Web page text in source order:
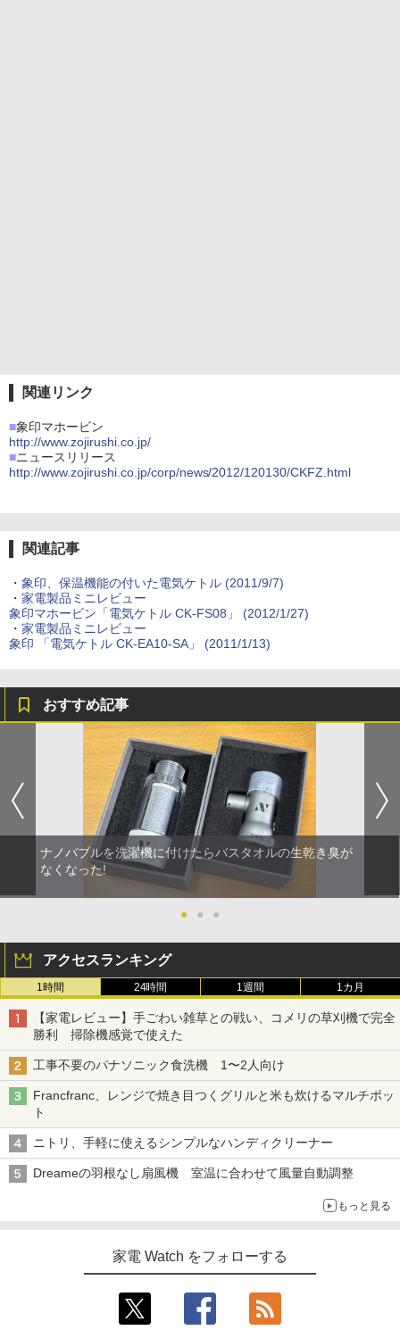
関連リンク
■象印マホービン
http://www.zojirushi.co.jp/
■ニュースリリース
http://www.zojirushi.co.jp/corp/news/2012/120130/CKFZ.html
関連記事
・ 象印、保温機能の付いた電気ケトル (2011/9/7)
・ 家電製品ミニレビュー
象印マホービン「電気ケトル CK-FS08」 (2012/1/27)
・ 家電製品ミニレビュー
象印 「電気ケトル CK-EA10-SA」 (2011/1/13)
おすすめ記事
ナノバブルを洗濯機に付けたらバスタオルの生乾き臭が
なくなった!
● ● ●
アクセスランキング
1時間 24時間 1週間 1カ月
【家電レビュー】手ごわい雑草との戦い、コメリの草刈機で完全
勝利 掃除機感覚で使えた
工事不要のパナソニック食洗機 1〜2人向け
Francfranc、レンジで焼き目つくグリルと米も炊けるマルチポッ
ト
ニトリ、手軽に使えるシンプルなハンディクリーナー
Dreameの羽根なし扇風機 室温に合わせて風量自動調整
もっと見る
家電 Watch をフォローする